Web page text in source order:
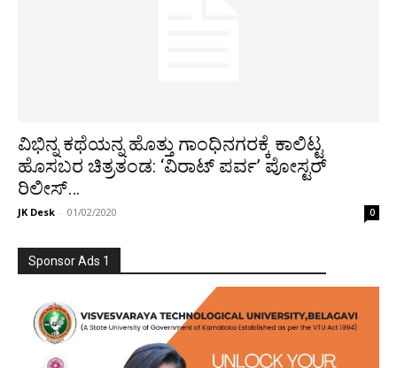
ವಿಭಿನ್ನ ಕಥೆಯನ್ನ ಹೊತ್ತು ಗಾಂಧಿನಗರಕ್ಕೆ ಕಾಲಿಟ್ಟ
ಹೊಸಬರ ಚಿತ್ರತಂಡ: ‘ವಿರಾಟ್​ ಪರ್ವ’ ಪೋಸ್ಟರ್
ರಿಲೀಸ್…
JK Desk - 01/02/2020 0
Sponsor Ads 1